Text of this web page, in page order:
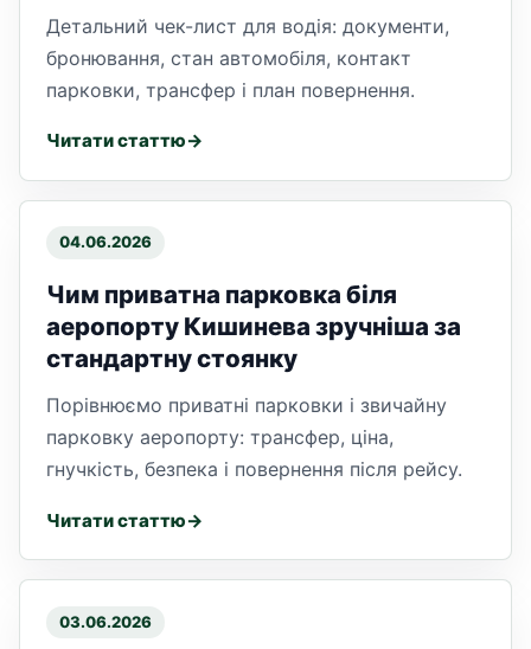
Детальний чек-лист для водія: документи,
бронювання, стан автомобіля, контакт
парковки, трансфер і план повернення.
Читати статтю
04.06.2026
Чим приватна парковка біля
аеропорту Кишинева зручніша за
стандартну стоянку
Порівнюємо приватні парковки і звичайну
парковку аеропорту: трансфер, ціна,
гнучкість, безпека і повернення після рейсу.
Читати статтю
03.06.2026